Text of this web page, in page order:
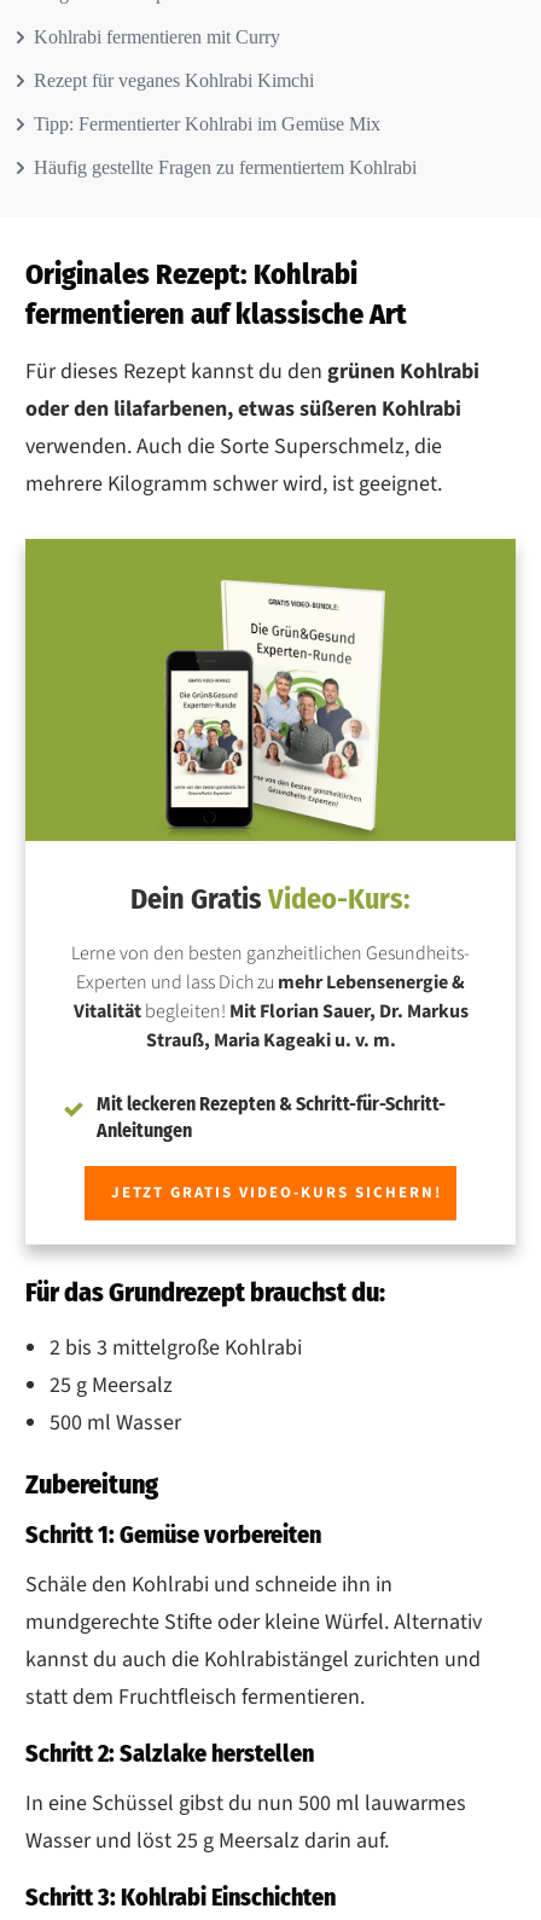
Kohlrabi fermentieren mit Curry
Rezept für veganes Kohlrabi Kimchi
Tipp: Fermentierter Kohlrabi im Gemüse Mix
Häufig gestellte Fragen zu fermentiertem Kohlrabi
Originales Rezept: Kohlrabi
fermentieren auf klassische Art
Für dieses Rezept kannst du den grünen Kohlrabi
oder den lilafarbenen, etwas süßeren Kohlrabi
verwenden. Auch die Sorte Superschmelz, die
mehrere Kilogramm schwer wird, ist geeignet.
Dein GratisVideo-Kurs:
Lerne von den besten ganzheitlichen Gesundheits-
Experten und lass Dich zu mehr Lebensenergie &
Vitalitätbegleiten! Mit Florian Sauer, Dr. Markus
Strauß, Maria Kageaki u. v. m.
Mit leckeren Rezepten & Schritt-für-Schritt-
Anleitungen
JETZT GRATIS VIDEO-KURS SICHERN!
Für das Grundrezept brauchst du:
2 bis 3 mittelgroße Kohlrabi
25 g Meersalz
500 ml Wasser
Zubereitung
Schritt 1: Gemüse vorbereiten
Schäle den Kohlrabi und schneide ihn in
mundgerechte Stifte oder kleine Würfel. Alternativ
kannst du auch die Kohlrabistängel zurichten und
statt dem Fruchtfleisch fermentieren.
Schritt 2: Salzlake herstellen
In eine Schüssel gibst du nun 500 ml lauwarmes
Wasser und löst 25 g Meersalz darin auf.
Schritt 3: Kohlrabi Einschichten